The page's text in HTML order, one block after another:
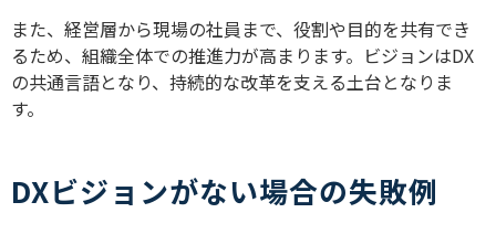
また、経営層から現場の社員まで、役割や目的を共有でき
るため、組織全体での推進力が高まります。ビジョンはDX
の共通言語となり、持続的な改革を支える土台となりま
す。
DXビジョンがない場合の失敗例